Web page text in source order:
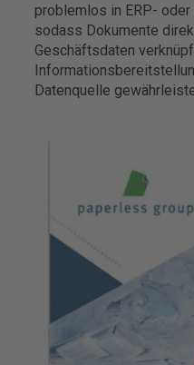
problemlos in ERP-
sodass Dokumente
Geschäftsdaten
Datenquelle